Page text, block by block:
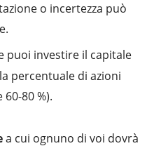
o incertezza può
puoi investire il capitale
percentuale di azioni
80 %).
a cui ognuno di voi dovrà